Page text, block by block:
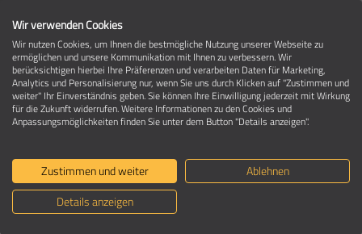
Umzugsunternehmen in 13359 Berlin-
Kol. Wiesengrund
Ein Umzug ist Vertrauenssache
Deutschland>Berlin>Berlin, Stadt
Wir verwenden Cookies
Wir nutzen Cookies, um Ihnen die bestmögliche Nutzung unserer Webseite zu
ermöglichen und unsere Kommunikation mit Ihnen zu verbessern. Wir
berücksichtigen hierbei Ihre Präferenzen und verarbeiten Daten für Marketing,
Analytics und Personalisierung nur, wenn Sie uns durch Klicken auf "Zustimmen und
weiter" Ihr Einverständnis geben. Sie können Ihre Einwilligung jederzeit mit Wirkung
für die Zukunft widerrufen. Weitere Informationen zu den Cookies und
Anpassungsmöglichkeiten finden Sie unter dem Button "Details anzeigen".
Zustimmen und weiter
Ablehnen
Details anzeigen